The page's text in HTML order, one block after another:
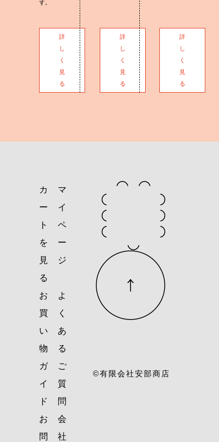
す。
詳
し
く
見
る
詳
し
く
見
る
詳
し
く
見
る
カ
ー
ト
を
見
る
マ
イ
ペ
ー
ジ
お
買
い
物
ガ
イ
ド
よ
く
あ
る
ご
質
問
お
問
会
社
©有限会社安部商店